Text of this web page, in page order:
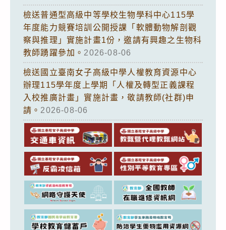
檢送普通型高級中等學校生物學科中心115學
年度能力競賽培訓公開授課「軟體動物解剖觀
察與推理」實施計畫1份，邀請有興趣之生物科
教師踴躍參加。 2026-08-06
檢送國立臺南女子高級中學人權教育資源中心
辦理115學年度上學期「人權及轉型正義課程
入校推廣計畫」實施計畫，敬請教師(社群)申
請。 2026-08-06